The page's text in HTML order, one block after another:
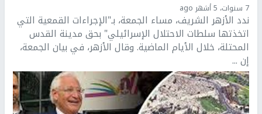
7 سنوات، 5 أشهر ago
ندد الأزهر الشريف، مساء الجمعة، بـ"الإجراءات القمعية التي
اتخذتها سلطات الاحتلال الإسرائيلي" بحق مدينة القدس
المحتلة، خلال الأيام الماضية. وقال الأزهر، في بيان الجمعة،
إن ...